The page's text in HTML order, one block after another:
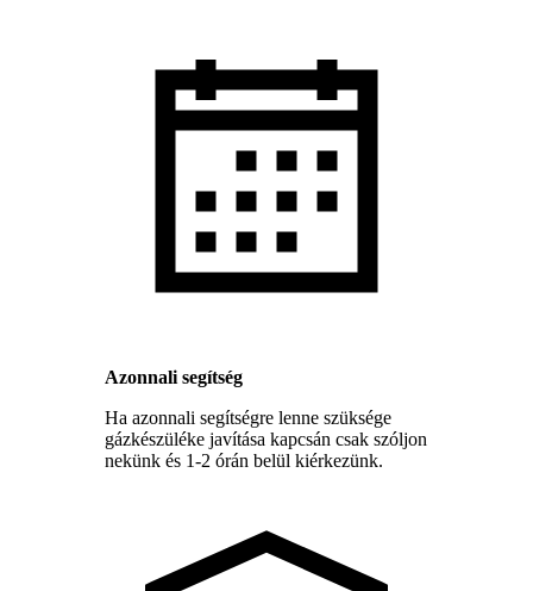
Azonnali segítség
Ha azonnali segítségre lenne szüksége
gázkészüléke javítása kapcsán csak szóljon
nekünk és 1-2 órán belül kiérkezünk.